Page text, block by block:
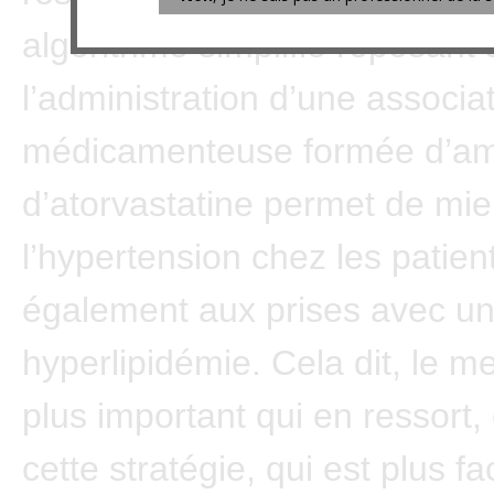
algorithme simplifié reposant
l’administration d’une
médicamenteuse formée
d’atorvastatine permet de
l’hypertension chez les
également aux prises avec
hyperlipidémie. Cela dit, le
plus important qui en ressort,
cette stratégie, qui est plus